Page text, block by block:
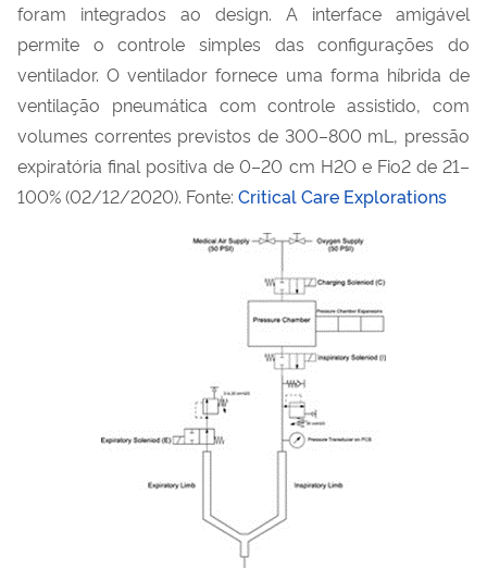
foram integrados ao design. A interface amigável
permite o controle simples das configurações do
ventilador. O ventilador fornece uma forma híbrida de
ventilação pneumática com controle assistido, com
volumes correntes previstos de 300–800 mL, pressão
expiratória final positiva de 0–20 cm H2O e Fio2 de 21–
100% (02/12/2020). Fonte: Critical Care Explorations